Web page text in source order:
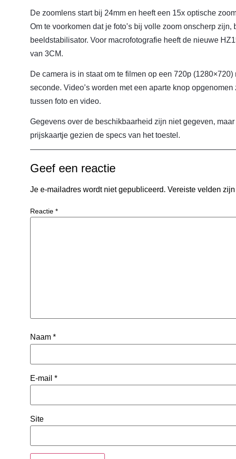
De zoomlens start bij 24mm en heeft een 15x optische
Om te voorkomen dat je foto’s bij volle zoom onscherp zijn,
beeldstabilisator. Voor macrofotografie heeft de nieuwe
van 3CM.
De camera is in staat om te filmen op een 720p
seconde. Video’s worden met een aparte knop
tussen foto en video.
Gegevens over de beschikbaarheid zijn niet gegeven,
prijskaartje gezien de specs van het toestel.
Geef een reactie
Je e-mailadres wordt niet gepubliceerd. Vereiste velden
Reactie *
Naam *
E-mail *
Site